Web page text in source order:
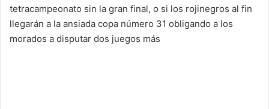
tetracampeonato sin la gran final, o si los rojinegros al fin
llegarán a la ansiada copa número 31 obligando a los
morados a disputar dos juegos más